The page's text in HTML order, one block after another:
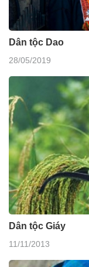
Dân tộc Dao
28/05/2019
Dân tộc Giáy
11/11/2013